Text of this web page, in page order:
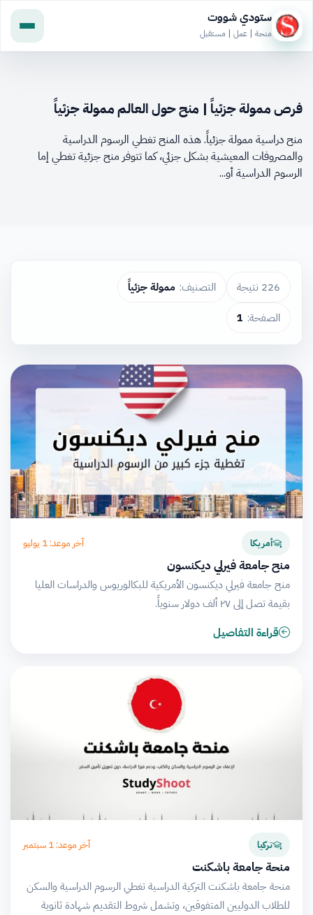
ستودي شووت
منحة | عمل | مستقبل
فرص ممولة جزئياً | منح حول العالم ممولة جزئياً
منح دراسية ممولة جزئياً. هذه المنح تغطي الرسوم الدراسية
والمصروفات المعيشية بشكل جزئي، كما تتوفر منح جزئية تغطي إما
الرسوم الدراسية أو...
226 نتيجة التصنيف: ممولة جزئياً
الصفحة: 1
أمريكا آخر موعد: 1 يوليو
منح جامعة فيرلي ديكنسون
منح جامعة فيرلي ديكنسون الأمريكية للبكالوريوس والدراسات العليا
بقيمة تصل إلى ٢٧ ألف دولار سنوياً.
قراءة التفاصيل
تركيا آخر موعد: 1 سبتمبر
منحة جامعة باشكنت
منحة جامعة باشكنت التركية الدراسية تغطي الرسوم الدراسية والسكن
للطلاب الدوليين المتفوقين، وتشمل شروط التقديم شهادة ثانوية